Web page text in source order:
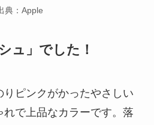
典：Apple
ュ」でした！
ピンクがかったやさしい
で上品なカラーです。落